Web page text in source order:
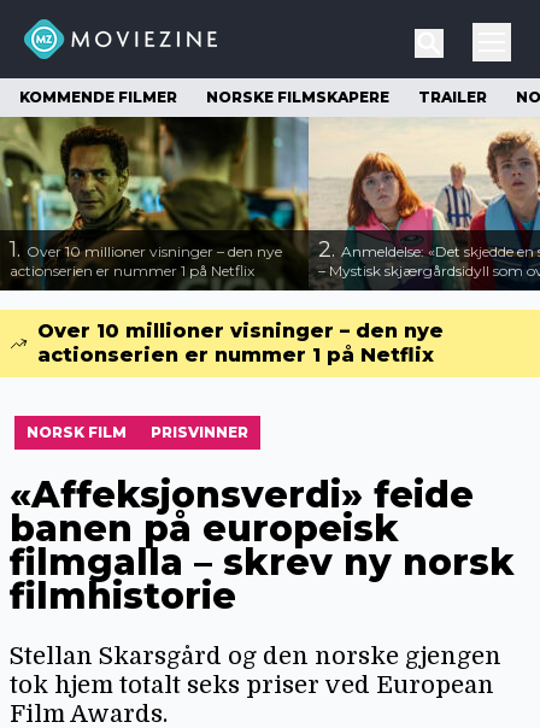
KOMMENDE FILMER NORSKE FILMSKAPERE TRAILER
1. Over 10 millioner visninger – den nye
actionserien er nummer 1 på Netflix
2. Anmeldelse: «Det skjedde
– Mystisk skjærgårdsidyll som
Over 10 millioner visninger – den nye
actionserien er nummer 1 på Netflix
NORSK FILM PRISVINNER
«Affeksjonsverdi» feide
banen på europeisk
filmgalla – skrev ny norsk
filmhistorie
Stellan Skarsgård og den norske gjengen
tok hjem totalt seks priser ved European
Film Awards.